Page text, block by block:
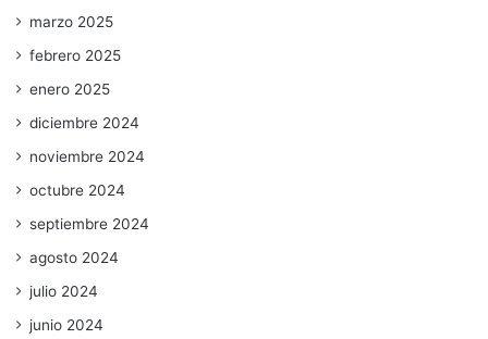
marzo 2025
febrero 2025
enero 2025
diciembre 2024
noviembre 2024
octubre 2024
septiembre 2024
agosto 2024
julio 2024
junio 2024